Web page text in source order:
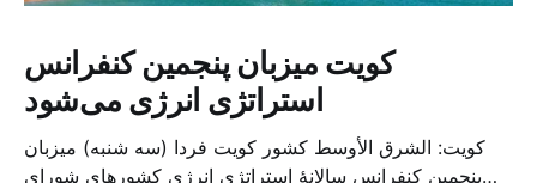
کویت میزبان پنجمین کنفرانس
استراتژی انرژی می‌شود
کویت: الشرق الأوسط کشور کویت فردا (سه شنبه) میزبان
پنجمین کنفرانس سالانهٔ استراتژی انرژی کشورهای شورای